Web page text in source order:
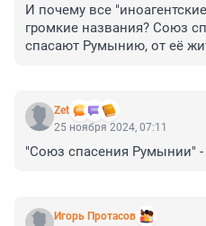
И почему все
громкие названия? Союз
спасают Румынию, от её
Zet
25 ноября 2024, 07:11
"Союз спасения Румынии" -
Игорь Протасов